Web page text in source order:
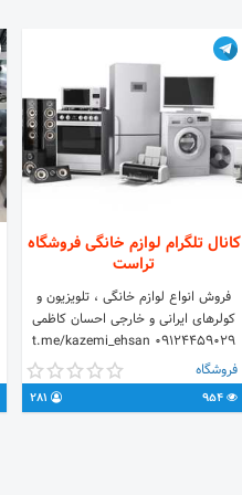
کانال تلگرام لوازم خانگی فروشگاه
تراست
فروش انواع لوازم خانگی ، تلویزیون و
کولرهای ایرانی و خارجی احسان کاظمی
09124459029 t.me/kazemi_ehsan
💥قیمت ها دارای نوسان میباشد 💥 💥
بیشتر از یک هفته از تاریخ درج کالا برای
استعلام قیمت تماس حاصل فرمایید 💥
فروشگاه
954
281